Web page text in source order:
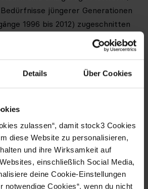
Details Über Cookies
zulassen“, damit stock3 Cookies
diese Website zu personalisieren,
und ihre Wirksamkeit auf
einschließlich Social Media,
deine Cookie-Einstellungen
notwendige Cookies“, wenn du nicht
jüngerer Generationen
1996 bis 2012) zugeschnitten
von Vickii hat uns mit seiner
und dem Ansatz
Finanz-‚Gossip‘ und
und für eine junge
sagt Robert Abend,
AG. „Unserem Unternehmen und
Anliegen, neue
die Börse zu begeistern und von
zu überzeugen. Vickiis